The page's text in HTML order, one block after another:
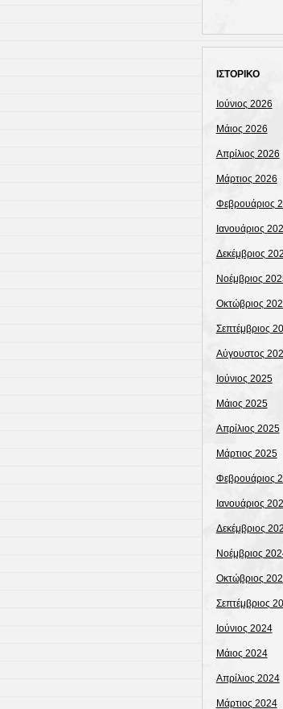
ΙΣΤΟΡΙΚΟ
Ιούνιος 2026
Μάιος 2026
Απρίλιος 2026
Μάρτιος 2026
Φεβρουάριος
Ιανουάριος
Δεκέμβριος
Νοέμβριος
Οκτώβριος
Σεπτέμβριος
Αύγουστος
Ιούνιος 2025
Μάιος 2025
Απρίλιος 2025
Μάρτιος 2025
Φεβρουάριος
Ιανουάριος
Δεκέμβριος
Νοέμβριος
Οκτώβριος
Σεπτέμβριος
Ιούνιος 2024
Μάιος 2024
Απρίλιος 2024
Μάρτιος 2024